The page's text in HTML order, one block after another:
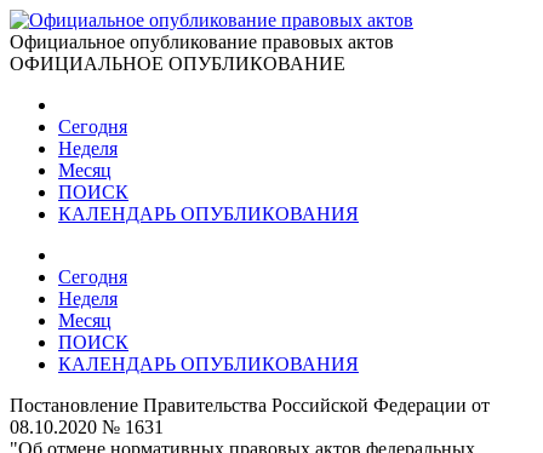
Официальное опубликование правовых актов
ОФИЦИАЛЬНОЕ ОПУБЛИКОВАНИЕ
Сегодня
Неделя
Месяц
ПОИСК
КАЛЕНДАРЬ ОПУБЛИКОВАНИЯ
Сегодня
Неделя
Месяц
ПОИСК
КАЛЕНДАРЬ ОПУБЛИКОВАНИЯ
Постановление Правительства Российской Федерации от
08.10.2020 № 1631
"Об отмене нормативных правовых актов федеральных